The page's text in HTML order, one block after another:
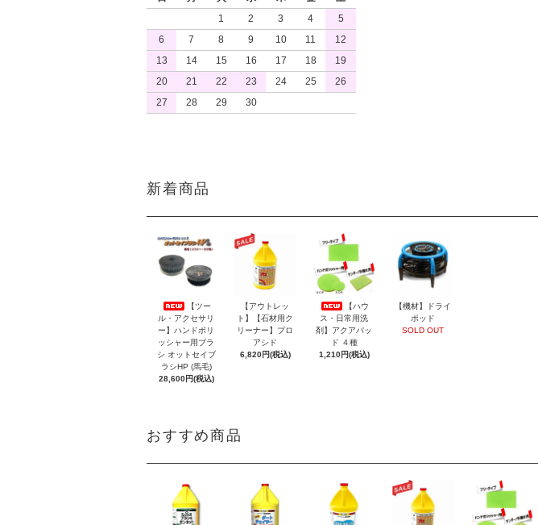
1
2 3 4
5
6
7 8 9 10 11
12
13
14 15 16 17 18
19
20
21 22 23 24 25
26
27
28 29 30
新着商品
【ツー
ル・アクセサリ
ー】ハンドポリ
ッシャー用ブラ
シ オットセイブ
ラシHP (馬毛)
28,600円(税込)
【アウトレッ
ト】【石材用ク
リーナー】プロ
アシド
6,820円(税込)
【ハウ
ス・日常用洗
剤】アクアパッ
ド ４種
1,210円(税込)
【機材】ドライ
ポッド
SOLD OUT
おすすめ商品